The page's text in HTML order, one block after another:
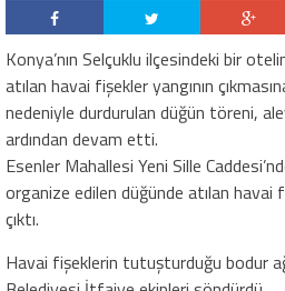
Konya’nın Selçuklu ilçesindeki bir
atılan havai fişekler yangının
nedeniyle durdurulan düğün töreni,
ardından devam etti.
Esenler Mahallesi Yeni Sille
organize edilen düğünde atılan havai
çıktı.
Havai fişeklerin tutuşturduğu bodur